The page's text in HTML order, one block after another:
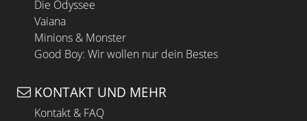
Die Odyssee
Vaiana
Minions & Monster
Good Boy: Wir wollen nur dein Bestes
KONTAKT UND MEHR
Kontakt & FAQ